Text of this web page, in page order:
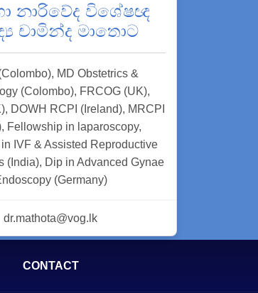
නාරිවේද විශේෂඥ
චාමින්ද මාතොට
MD Obstetrics &
(Colombo), FRCOG (UK),
DOWH RCPI (Ireland), MRCPI
Fellowship in laparoscopy,
IVF & Assisted Reproductive
(India), Dip in Advanced Gynae
(Germany)
dr.mathota@vog.lk
CONTACT